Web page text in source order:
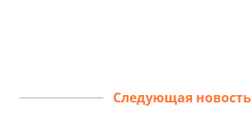
Следующая новость